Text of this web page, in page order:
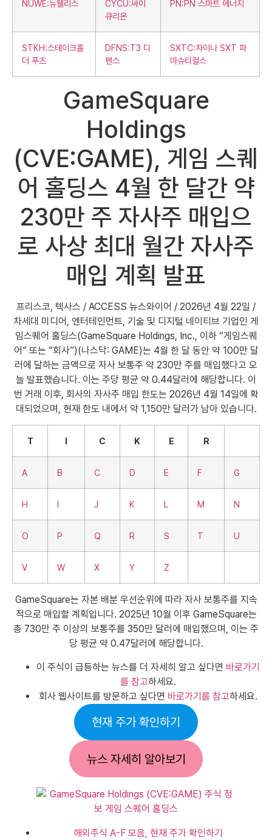
NUWE:뉴웰리스
CYCU:싸이
큐리온
PN:PN 스마트 에너지
STKH:스테이크홀
더 푸즈
DFNS:T3 디
펜스
SXTC:차이나 SXT 파
마슈티컬스
GameSquare
Holdings
(CVE:GAME), 게임 스퀘
어 홀딩스 4월 한 달간 약
230만 주 자사주 매입으
로 사상 최대 월간 자사주
매입 계획 발표
프리스코, 텍사스 / ACCESS 뉴스와이어 / 2026년 4월 22일 /
차세대 미디어, 엔터테인먼트, 기술 및 디지털 네이티브 기업인 게
임스퀘어 홀딩스(GameSquare Holdings, Inc., 이하 “게임스퀘
어” 또는 “회사”)(나스닥: GAME)는 4월 한 달 동안 약 100만 달
러에 달하는 금액으로 자사 보통주 약 230만 주를 매입했다고 오
늘 발표했습니다. 이는 주당 평균 약 0.44달러에 해당합니다. 이
번 거래 이후, 회사의 자사주 매입 한도는 2026년 4월 14일에 확
대되었으며, 현재 한도 내에서 약 1,150만 달러가 남아 있습니다.
T I C K E R
A B C D E F G
H I J K L M N
O P Q R S T U
V W X Y Z
GameSquare는 자본 배분 우선순위에 따라 자사 보통주를 지속
적으로 매입할 계획입니다. 2025년 10월 이후 GameSquare는
총 730만 주 이상의 보통주를 350만 달러에 매입했으며, 이는 주
당 평균 약 0.47달러에 해당합니다.
이 주식이 급등하는 뉴스를 더 자세히 알고 싶다면 바로가기
를 참고하세요.
회사 웹사이트를 방문하고 싶다면 바로가기를 참고하세요.
현재 주가 확인하기
뉴스 자세히 알아보기
해외주식 A-F 모음, 현재 주가 확인하기